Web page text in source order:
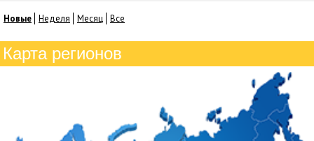
Новые Неделя Месяц Все
Карта регионов